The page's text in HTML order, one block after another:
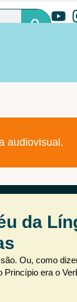
audiovisual.
da
Ou, como
Princípio era o